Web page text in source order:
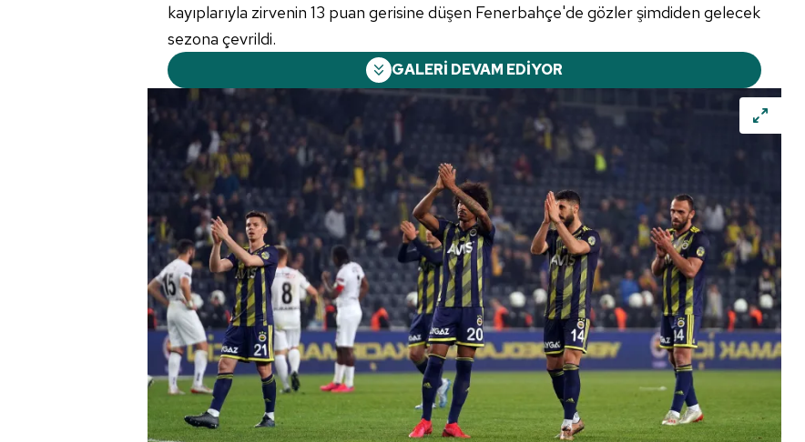
kayıplarıyla zirvenin 13 puan gerisine düşen Fenerbahçe'de gözler şimdiden gelecek
sezona çevrildi.
GALERİ DEVAM EDİYOR